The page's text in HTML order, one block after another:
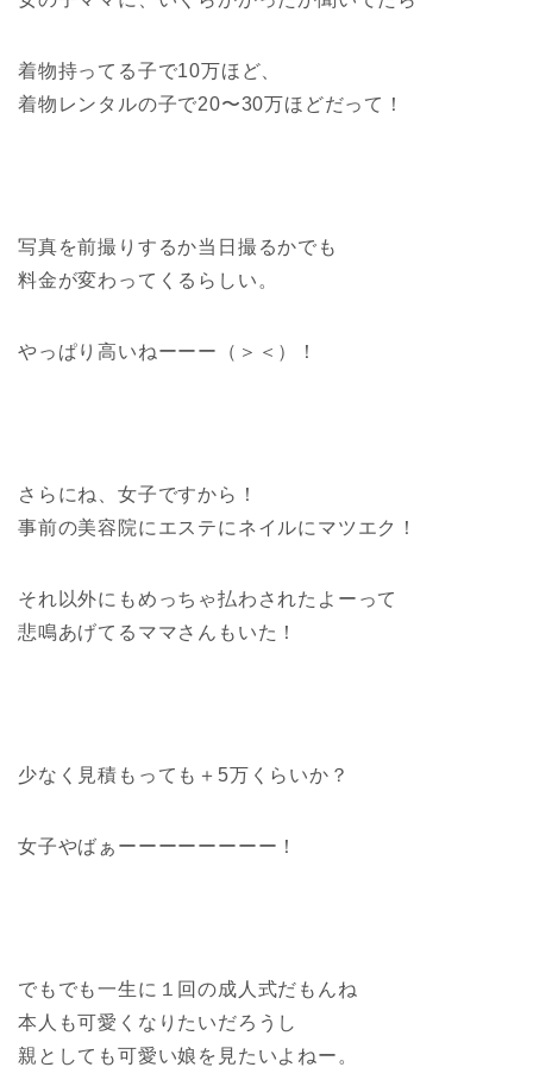
着物持ってる子で10万ほど、
着物レンタルの子で20〜30万ほどだって！
写真を前撮りするか当日撮るかでも
料金が変わってくるらしい。
やっぱり高いねーーー（＞＜）！
さらにね、女子ですから！
事前の美容院にエステにネイルにマツエク！
それ以外にもめっちゃ払わされたよーって
悲鳴あげてるママさんもいた！
少なく見積もっても＋5万くらいか？
女子やばぁーーーーーーーー！
でもでも一生に１回の成人式だもんね
本人も可愛くなりたいだろうし
親としても可愛い娘を見たいよねー。